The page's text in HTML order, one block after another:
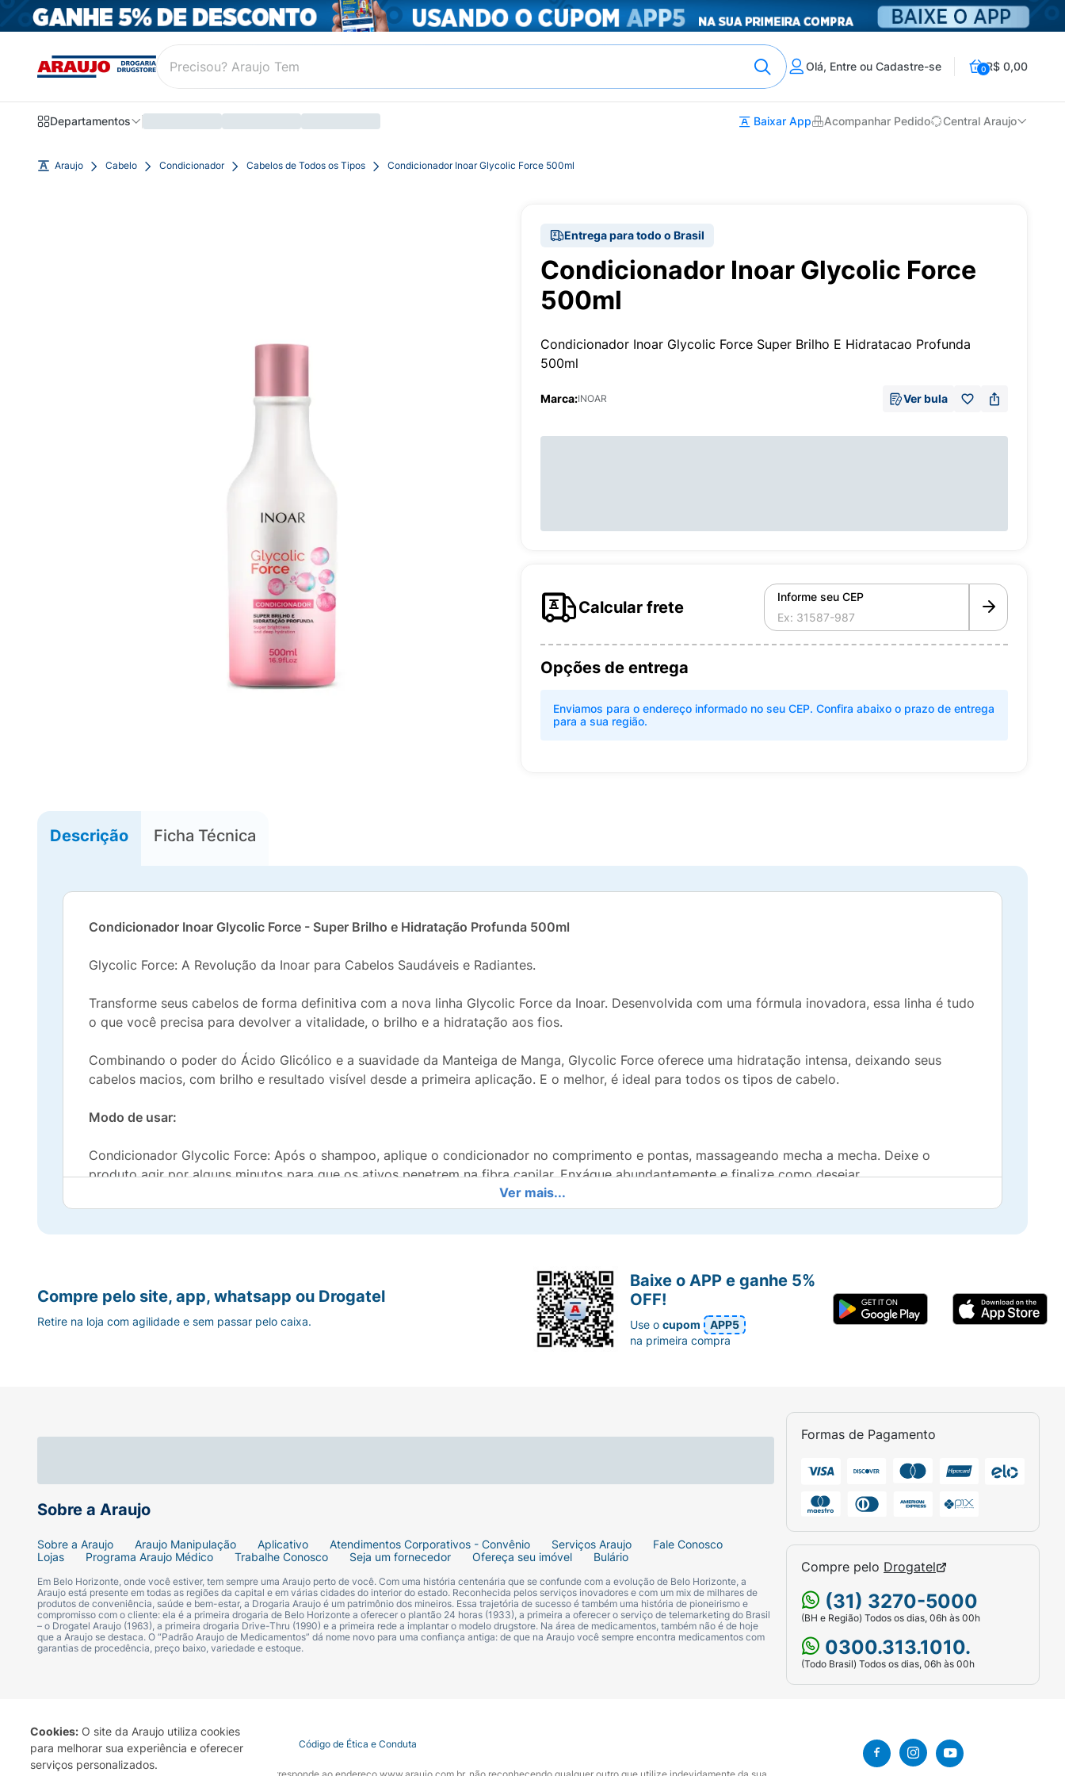
Cookies: O site da Araujo utiliza cookies
para melhorar sua experiência e oferecer
serviços personalizados.
Olá, Entre ou Cadastre-se 0R$ 0,00
Departamentos Baixar App Acompanhar Pedido Central Araujo
Araujo Cabelo Condicionador Cabelos de Todos os Tipos Condicionador Inoar Glycolic Force 500ml
Entrega para todo o Brasil
Condicionador Inoar Glycolic Force
500ml
Condicionador Inoar Glycolic Force Super Brilho E Hidratacao Profunda
500ml
Marca:INOAR Ver bula
Calcular frete
Informe seu CEP
Opções de entrega
Enviamos para o endereço informado no seu CEP. Confira abaixo o prazo de entrega
para a sua região.
Descrição Ficha Técnica
Condicionador Inoar Glycolic Force - Super Brilho e Hidratação Profunda 500ml
Glycolic Force: A Revolução da Inoar para Cabelos Saudáveis e Radiantes.
Transforme seus cabelos de forma definitiva com a nova linha Glycolic Force da Inoar. Desenvolvida com uma fórmula inovadora, essa linha é tudo
o que você precisa para devolver a vitalidade, o brilho e a hidratação aos fios.
Combinando o poder do Ácido Glicólico e a suavidade da Manteiga de Manga, Glycolic Force oferece uma hidratação intensa, deixando seus
cabelos macios, com brilho e resultado visível desde a primeira aplicação. E o melhor, é ideal para todos os tipos de cabelo.
Modo de usar:
Condicionador Glycolic Force: Após o shampoo, aplique o condicionador no comprimento e pontas, massageando mecha a mecha. Deixe o
produto agir por alguns minutos para que os ativos penetrem na fibra capilar. Enxágue abundantemente e finalize como desejar.
Ver mais...
Sobre a Araujo
Sobre a Araujo Araujo Manipulação Aplicativo Atendimentos Corporativos - Convênio Serviços Araujo
Fale Conosco
Lojas
Programa Araujo Médico Trabalhe Conosco Seja um fornecedor Ofereça seu imóvel Bulário
Em Belo Horizonte, onde você estiver, tem sempre uma Araujo perto de você. Com uma história centenária que se confunde com a evolução de Belo Horizonte, a
Araujo está presente em todas as regiões da capital e em várias cidades do interior do estado. Reconhecida pelos serviços inovadores e com um mix de milhares de
produtos de conveniência, saúde e bem-estar, a Drogaria Araujo é um patrimônio dos mineiros. Essa trajetória de sucesso é também uma história de pioneirismo e
compromisso com o cliente: ela é a primeira drogaria de Belo Horizonte a oferecer o plantão 24 horas (1933), a primeira a oferecer o serviço de telemarketing do Brasil
– o Drogatel Araujo (1963), a primeira drogaria Drive-Thru (1990) e a primeira rede a implantar o modelo drugstore. Na área de medicamentos, também não é de hoje
que a Araujo se destaca. O “Padrão Araujo de Medicamentos” dá nome novo para uma confiança antiga: de que na Araujo você sempre encontra medicamentos com
garantias de procedência, preço baixo, variedade e estoque.
Formas de Pagamento
Compre pelo Drogatel
(31) 3270-5000
(BH e Região) Todos os dias, 06h às 00h
0300.313.1010.
(Todo Brasil) Todos os dias, 06h às 00h
Compre pelo site, app, whatsapp ou Drogatel
Retire na loja com agilidade e sem passar pelo caixa.
Baixe o APP e ganhe 5%
OFF!
Use ocupom
APP5
na primeira compra
Termo de Uso Portal da Privacidade Covid-19 Código de Ética e Conduta